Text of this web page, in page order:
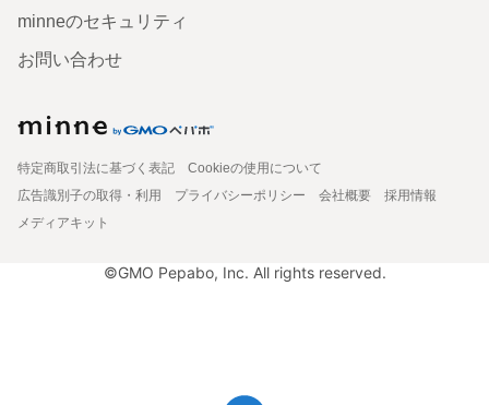
minneのセキュリティ
お問い合わせ
特定商取引法に基づく表記
Cookieの使用について
広告識別子の取得・利用
プライバシーポリシー 会社概要
採用情報
メディアキット
©GMO Pepabo, Inc. All rights reserved.